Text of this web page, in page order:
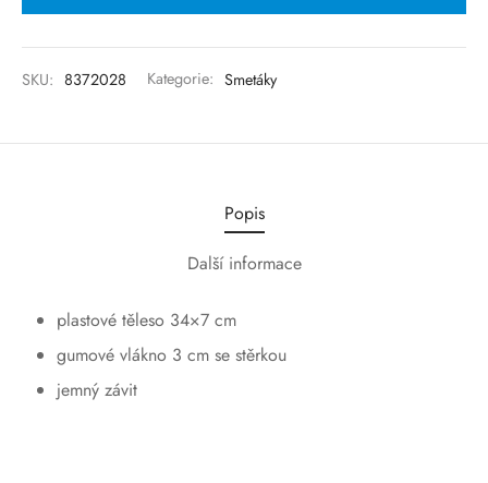
SKU: 8372028 Kategorie: Smetáky
Popis
Další informace
plastové těleso 34×7 cm
gumové vlákno 3 cm se stěrkou
jemný závit